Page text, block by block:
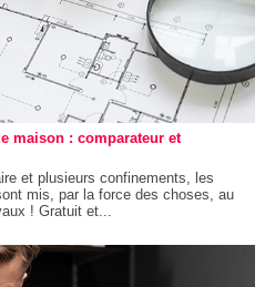
maison : comparateur et
et plusieurs confinements, les
mis, par la force des choses, au
! Gratuit et...